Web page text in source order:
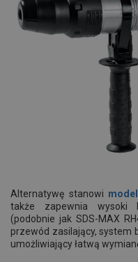
Alternatywę stanowi
także zapewnia wysoki
(podobnie jak SDS-MAX
przewód zasilający, system
umożliwiający łatwą